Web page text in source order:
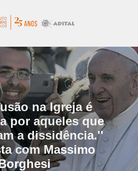
na Igreja é
por aqueles que
a dissidência.''
com Massimo